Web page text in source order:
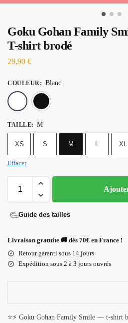
Goku Gohan Family
T-shirt brodé
29,90 €
COULEUR : Blanc
TAILLE: M
XS S M L XL
Effacer
Guide des tailles
Livraison gratuite 🚚 dès 70€ en France !
Retour garanti sous 14 jours
Expédition sous 2 à 3 jours ouvrés
⭐⚡ Goku Gohan Family Smile — t-shirt